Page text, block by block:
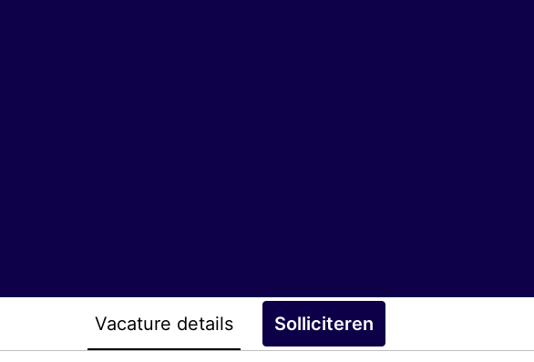
Vacature details Solliciteren